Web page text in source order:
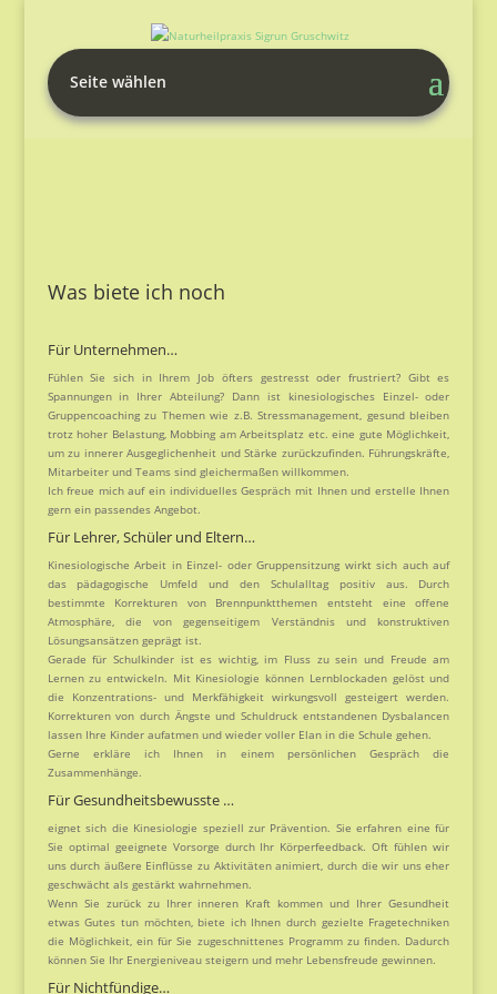
Seite wählen
Was biete ich noch
Für Unternehmen…
Fühlen Sie sich in Ihrem Job öfters gestresst oder frustriert? Gibt es
Spannungen in Ihrer Abteilung? Dann ist kinesiologisches Einzel- oder
Gruppencoaching zu Themen wie z.B. Stressmanagement, gesund bleiben
trotz hoher Belastung, Mobbing am Arbeitsplatz etc. eine gute Möglichkeit,
um zu innerer Ausgeglichenheit und Stärke zurückzufinden. Führungskräfte,
Mitarbeiter und Teams sind gleichermaßen willkommen.
Ich freue mich auf ein individuelles Gespräch mit Ihnen und erstelle Ihnen
gern ein passendes Angebot.
Für Lehrer, Schüler und Eltern…
Kinesiologische Arbeit in Einzel- oder Gruppensitzung wirkt sich auch auf
das pädagogische Umfeld und den Schulalltag positiv aus. Durch
bestimmte Korrekturen von Brennpunktthemen entsteht eine offene
Atmosphäre, die von gegenseitigem Verständnis und konstruktiven
Lösungsansätzen geprägt ist.
Gerade für Schulkinder ist es wichtig, im Fluss zu sein und Freude am
Lernen zu entwickeln. Mit Kinesiologie können Lernblockaden gelöst und
die Konzentrations- und Merkfähigkeit wirkungsvoll gesteigert werden.
Korrekturen von durch Ängste und Schuldruck entstandenen Dysbalancen
lassen Ihre Kinder aufatmen und wieder voller Elan in die Schule gehen.
Gerne erkläre ich Ihnen in einem persönlichen Gespräch die
Zusammenhänge.
Für Gesundheitsbewusste …
eignet sich die Kinesiologie speziell zur Prävention. Sie erfahren eine für
Sie optimal geeignete Vorsorge durch Ihr Körperfeedback. Oft fühlen wir
uns durch äußere Einflüsse zu Aktivitäten animiert, durch die wir uns eher
geschwächt als gestärkt wahrnehmen.
Wenn Sie zurück zu Ihrer inneren Kraft kommen und Ihrer Gesundheit
etwas Gutes tun möchten, biete ich Ihnen durch gezielte Fragetechniken
die Möglichkeit, ein für Sie zugeschnittenes Programm zu finden. Dadurch
können Sie Ihr Energieniveau steigern und mehr Lebensfreude gewinnen.
Für Nichtfündige…